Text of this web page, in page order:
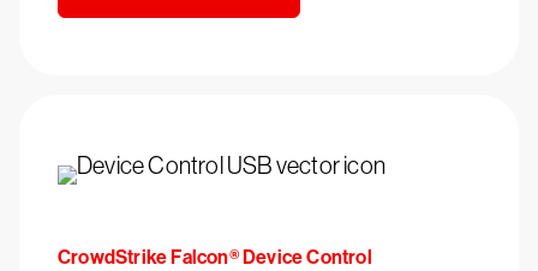
CrowdStrike Falcon® Device Control